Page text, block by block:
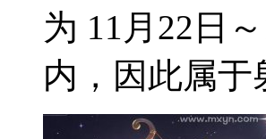
为 11月22日
内，因此属于